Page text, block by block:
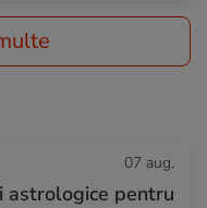
07 aug.
astrologice pentru